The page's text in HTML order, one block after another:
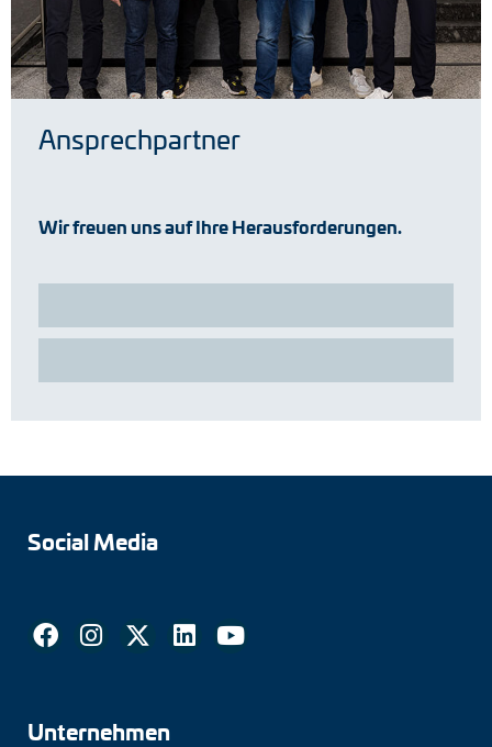
Ansprechpartner
Wir freuen uns auf Ihre Herausforderungen.
Social Media
Unternehmen